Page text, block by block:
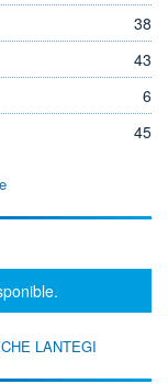
38
43
6
45
LANTEGI